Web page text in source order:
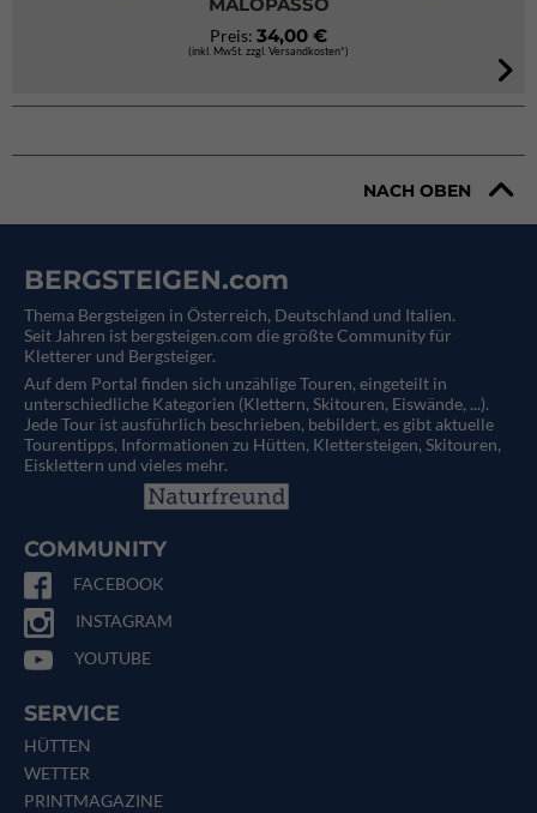
Preis: 34,00 €
(inkl. MwSt. zzgl. Versandkosten*)
NACH OBEN
BERGSTEIGEN.com
Thema Bergsteigen in Österreich, Deutschland und Italien.
Seit Jahren ist bergsteigen.com die größte Community für
Kletterer und Bergsteiger.
Auf dem Portal finden sich unzählige Touren, eingeteilt in
unterschiedliche Kategorien (Klettern, Skitouren, Eiswände, ...).
Jede Tour ist ausführlich beschrieben, bebildert, es gibt aktuelle
Tourentipps, Informationen zu Hütten, Klettersteigen, Skitouren,
Eisklettern und vieles mehr.
COMMUNITY
FACEBOOK
INSTAGRAM
YOUTUBE
SERVICE
HÜTTEN
WETTER
PRINTMAGAZINE